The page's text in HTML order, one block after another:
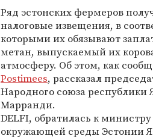
Ряд эстонских фермеров
налоговые извещения, в
которыми их обязывают
метан, выпускаемый их
атмосферу. Об этом, как
Postimees, рассказал
Народного союза республики
Марранди.
DELFI, обратилась к министру
окружающей среды Эстонии